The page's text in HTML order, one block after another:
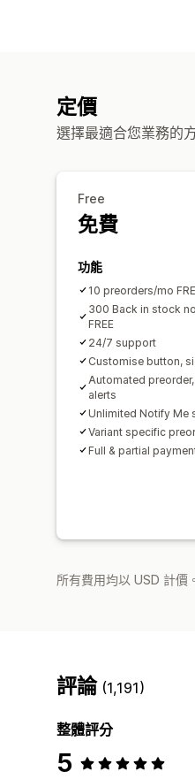
定價
選擇最適合您業務的
Free
免費
功能
10 preorders/mo
300 Back in stock
FREE
24/7 support
Customise button,
Automated
alerts
Unlimited Notify Me
Variant specific
Full & partial
所有費用均以 USD 計價
評論 (1,191)
整體評分
5